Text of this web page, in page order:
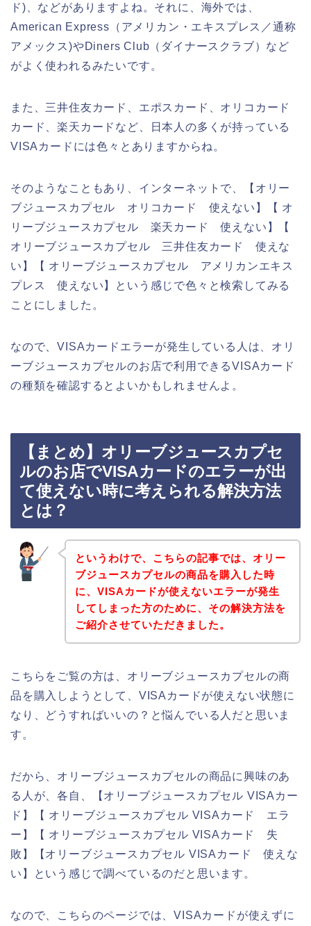
ド)、などがありますよね。それに、海外では、
American Express（アメリカン・エキスプレス／通称
アメックス)やDiners Club（ダイナースクラブ）など
がよく使われるみたいです。
また、三井住友カード、エポスカード、オリコカード
カード、楽天カードなど、日本人の多くが持っている
VISAカードには色々とありますからね。
そのようなこともあり、インターネットで、【オリー
ブジュースカプセル オリコカード 使えない】【 オ
リーブジュースカプセル 楽天カード 使えない】【
オリーブジュースカプセル 三井住友カード 使えな
い】【 オリーブジュースカプセル アメリカンエキス
プレス 使えない】という感じで色々と検索してみる
ことにしました。
なので、VISAカードエラーが発生している人は、オリ
ーブジュースカプセルのお店で利用できるVISAカード
の種類を確認するとよいかもしれませんよ。
【まとめ】オリーブジュースカプセ
ルのお店でVISAカードのエラーが出
て使えない時に考えられる解決方法
とは？
というわけで、こちらの記事では、オリー
ブジュースカプセルの商品を購入した時
に、VISAカードが使えないエラーが発生
してしまった方のために、その解決方法を
ご紹介させていただきました。
こちらをご覧の方は、オリーブジュースカプセルの商
品を購入しようとして、VISAカードが使えない状態に
なり、どうすればいいの？と悩んでいる人だと思いま
す。
だから、オリーブジュースカプセルの商品に興味のあ
る人が、各自、【オリーブジュースカプセル VISAカー
ド】【 オリーブジュースカプセル VISAカード エラ
ー】【 オリーブジュースカプセル VISAカード 失
敗】【オリーブジュースカプセル VISAカード 使えな
い】という感じで調べているのだと思います。
なので、こちらのページでは、VISAカードが使えずに